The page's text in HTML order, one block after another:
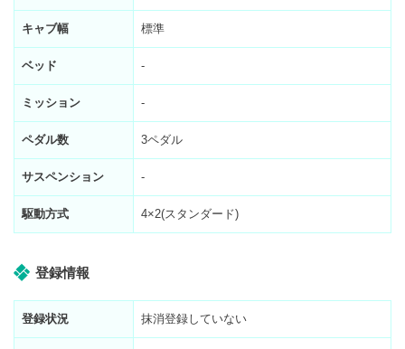
キャブ幅 標準
ベッド -
ミッション -
ペダル数 3ペダル
サスペンション -
駆動方式 4×2(スタンダード)
登録情報
登録状況 抹消登録していない